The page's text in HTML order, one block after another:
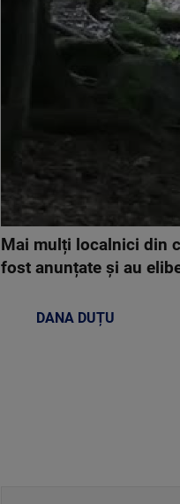
Mai mulți localnici din
fost anunțate și au
DANA DUȚU